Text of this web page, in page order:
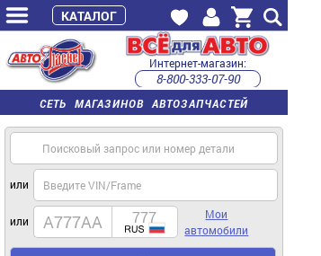
СЕТЬ МАГАЗИНОВ АВТОЗАПЧАСТЕЙ
Интернет-магазин:
8-800-333-07-90
часы работы с 9:00 до 22:00 (пн-пт)
или
или
Мои
автомобили
КАТАЛОГ